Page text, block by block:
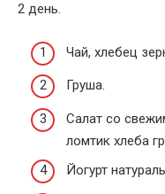
2 день.
Чай, хлебец
Груша.
Салат со
ломтик хлеба
Йогурт